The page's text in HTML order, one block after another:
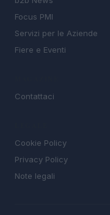
Focus PMI
Servizi per le Aziende
Fiere e Eventi
Contattaci
Cookie Policy
Privacy Policy
Note legali